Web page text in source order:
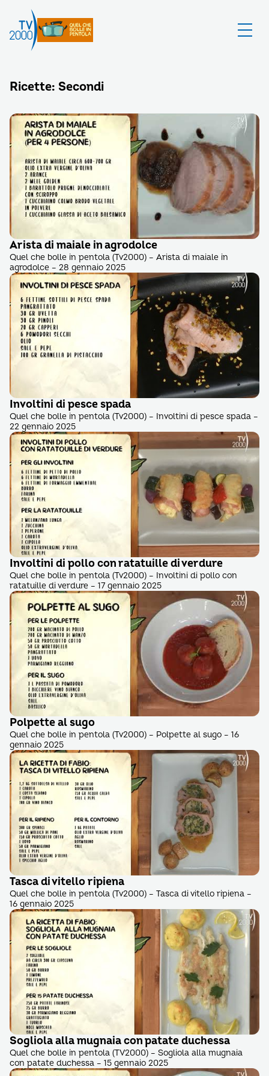
Ricette: Secondi
Arista di maiale in agrodolce
Quel che bolle in pentola (Tv2000) – Arista di maiale in
agrodolce – 28 gennaio 2025
Involtini di pesce spada
Quel che bolle in pentola (Tv2000) – Involtini di pesce spada –
22 gennaio 2025
Involtini di pollo con ratatuille di verdure
Quel che bolle in pentola (Tv2000) – Involtini di pollo con
ratatuille di verdure – 17 gennaio 2025
Polpette al sugo
Quel che bolle in pentola (Tv2000) – Polpette al sugo – 16
gennaio 2025
Tasca di vitello ripiena
Quel che bolle in pentola (Tv2000) – Tasca di vitello ripiena –
16 gennaio 2025
Sogliola alla mugnaia con patate duchessa
Quel che bolle in pentola (TV2000) – Sogliola alla mugnaia
con patate duchessa – 15 gennaio 2025